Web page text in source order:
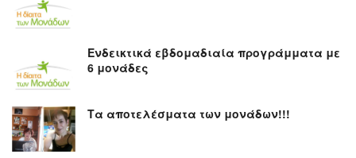
Ενδεικτικά εβδομαδιαία προγράμματα με
6 μονάδες
Τα αποτελέσματα των μονάδων!!!